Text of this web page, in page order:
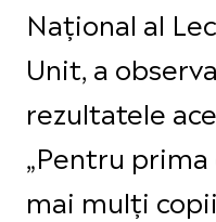
Național al
Unit, a
rezultatele
„Pentru
mai mulți